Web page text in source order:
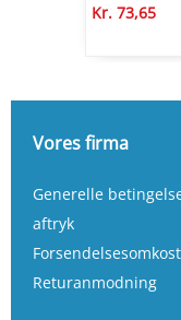
Kr. 73,65
Vores firma
Generelle
aftryk
Returanmodning